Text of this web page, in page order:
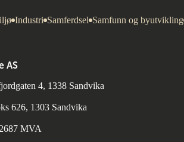
Industri Samferdsel Samfunn og byutvikling
AS
4, 1338 Sandvika
626, 1303 Sandvika
MVA